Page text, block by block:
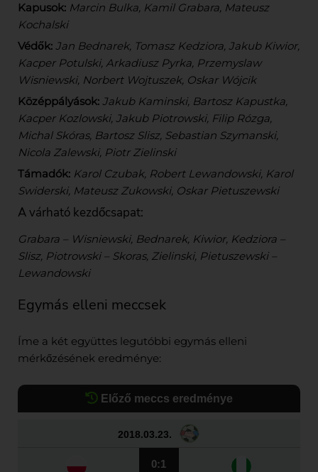
Kapusok: Marcin Bulka, Kamil Grabara, Mateusz
Kochalski
Védők: Jan Bednarek, Tomasz Kedziora, Jakub Kiwior,
Kacper Potulski, Arkadiusz Pyrka, Przemyslaw
Wisniewski, Norbert Wojtuszek, Oskar Wójcik
Középpályások: Jakub Kaminski, Bartosz Kapustka,
Kacper Kozlowski, Jakub Piotrowski, Filip Rózga,
Michal Skóras, Bartosz Slisz, Sebastian Szymanski,
Nicola Zalewski, Piotr Zielinski
Támadók: Karol Czubak, Robert Lewandowski, Karol
Swiderski, Mateusz Zukowski, Oskar Pietuszewski
A várható kezdőcsapat:
Grabara – Wisniewski, Bednarek, Kiwior, Kedziora –
Slisz, Piotrowski – Skoras, Zielinski, Pietuszewski –
Lewandowski
Egymás elleni meccsek
Íme a két együttes legutóbbi egymás elleni
mérkőzésének eredménye:
Előző meccs eredménye
2018.03.23.
0:1